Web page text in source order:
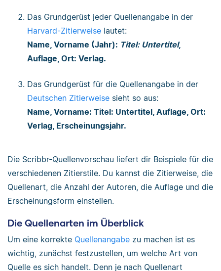
Das Grundgerüst jeder Quellenangabe in der
Harvard-Zitierweise lautet:
Name, Vorname (Jahr): Titel: Untertitel,
Auflage, Ort: Verlag.
Das Grundgerüst für die Quellenangabe in der
Deutschen Zitierweise sieht so aus:
Name, Vorname: Titel: Untertitel, Auflage, Ort:
Verlag, Erscheinungsjahr.
Die Scribbr-Quellenvorschau liefert dir Beispiele für die
verschiedenen Zitierstile. Du kannst die Zitierweise, die
Quellenart, die Anzahl der Autoren, die Auflage und die
Erscheinungsform einstellen.
Die Quellenarten im Überblick
Um eine korrekte Quellenangabe zu machen ist es
wichtig, zunächst festzustellen, um welche Art von
Quelle es sich handelt. Denn je nach Quellenart